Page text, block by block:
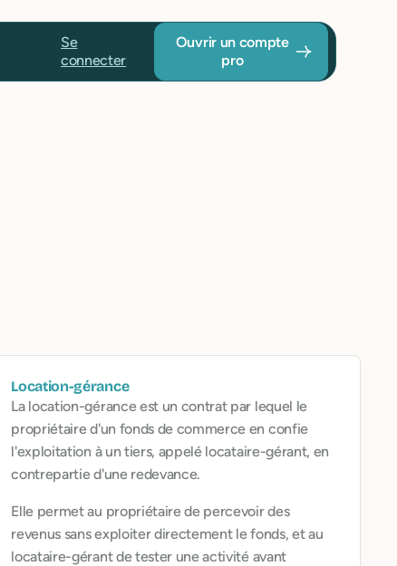
Se
connecter
Ouvrir un compte
pro
Location-gérance
La location-gérance est un contrat par lequel le
propriétaire d'un fonds de commerce en confie
l'exploitation à un tiers, appelé locataire-gérant, en
contrepartie d'une redevance.
Elle permet au propriétaire de percevoir des
revenus sans exploiter directement le fonds, et au
locataire-gérant de tester une activité avant